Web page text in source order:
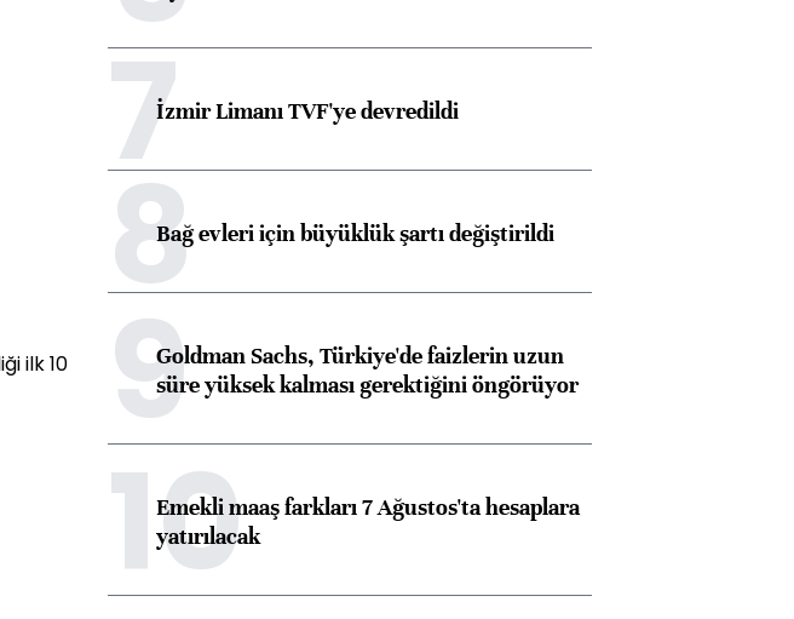
ilk 10
7İzmir Limanı TVF'ye devredildi
8Bağ evleri için büyüklük şartı değiştirildi
9Goldman Sachs, Türkiye'de faizlerin uzun
süre yüksek kalması gerektiğini öngörüyor
10
Emekli maaş farkları 7 Ağustos'ta hesaplara
yatırılacak